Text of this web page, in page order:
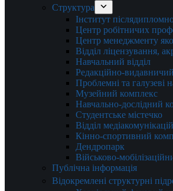
Структура
Інститут
Центр робітничих
Центр менеджменту
Відділ ліцензування,
Навчальний відділ
Редакційно-видавничий
Проблемні та галузеві
Музейний комплекс
Навчально-дослідний
Студентське містечко
Відділ медіакомунікацій
Кінно-спортивний
Дендропарк
Військово-
Публічна інформація
Відокремлені структурні